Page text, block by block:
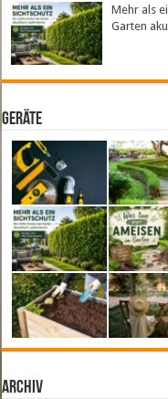
Mehr als
Garten
Geräte
Archiv